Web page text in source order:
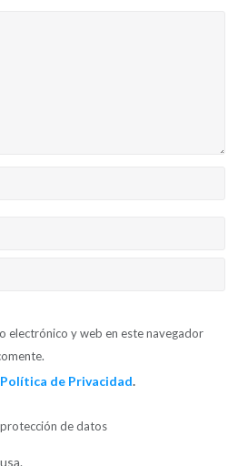
electrónico y web en este navegador
Política de Privacidad.
de datos